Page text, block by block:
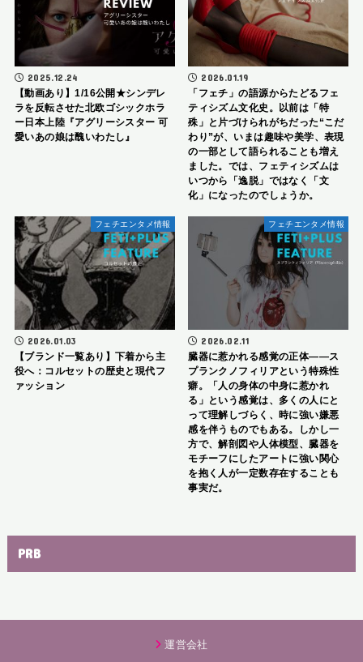
2025.12.24
【動画あり】1/16公開★シンデレ
ラを反転させた北欧ゴシックホラ
ー日本上陸『アグリーシスター 可
愛いあの娘は醜いわたし』
2026.01.19
「フェチ」の語源からたどるフェ
ティシズム文化史。以前は「特
殊」と片づけられがちだった“こだ
わり”が、いまは趣味や美学、表現
の一部として語られることも増え
ました。では、フェティシズムは
いつから「逸脱」ではなく「文
化」になったのでしょうか。
フェチエンタメ情報
2026.01.03
【ブランド一覧あり】下着から主
役へ：コルセットの歴史と現代フ
ァッション
フェチエンタメ情報
2026.02.11
臓器に惹かれる感覚の正体――ス
プランクノフィリアという特殊性
癖。「人の身体の中身に惹かれ
る」という感覚は、多くの人にと
って理解しづらく、時に強い嫌悪
感を伴うものでもある。しかし一
方で、解剖図や人体模型、臓器を
モチーフにしたアートに強い関心
を抱く人が一定数存在することも
事実だ。
PRB
運営会社